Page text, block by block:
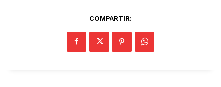
COMPARTIR: